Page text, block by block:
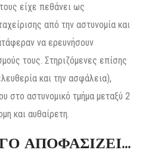
είχε πεθάνει ως
από την αστυνομία και
να ερευνήσουν
τους. Στηριζόμενες επίσης
και την ασφάλεια),
στο αστυνομικό τμήμα μεταξύ 2
και αυθαίρετη.
ΑΠΟΦΑΣΙΖΕΙ…